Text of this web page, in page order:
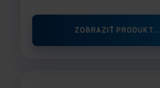
ZOBRAZIŤ PRODUKT...